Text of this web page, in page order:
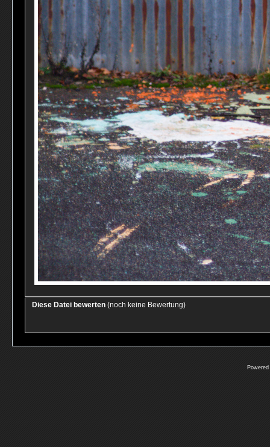
Diese Datei bewerten (noch keine Bewertung)